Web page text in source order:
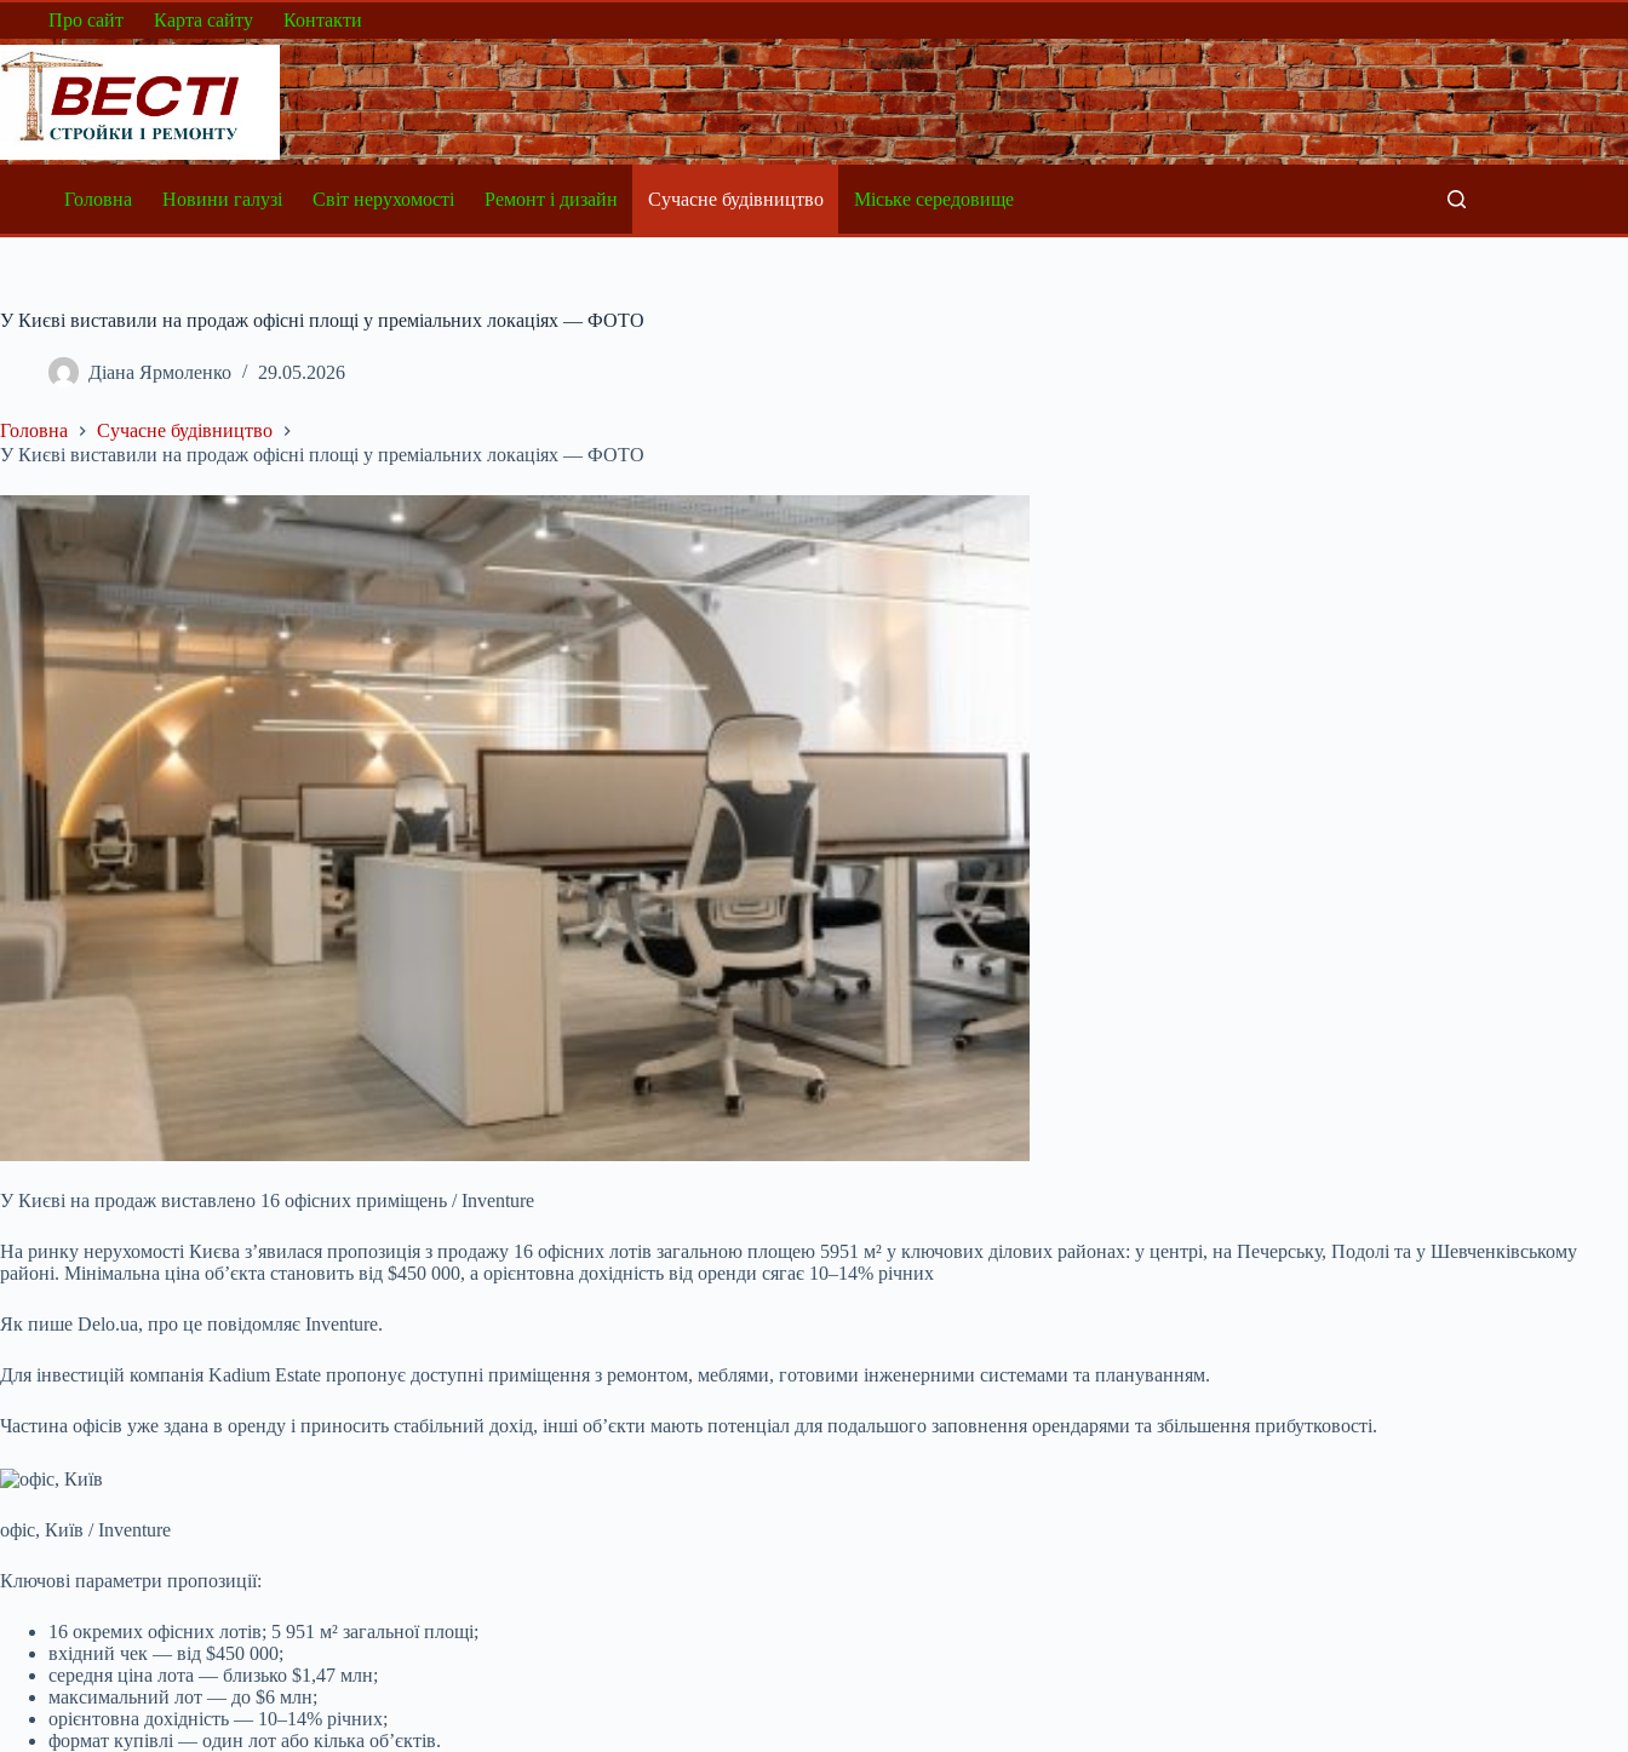
Перейти
вмісту
Про сайт Карта сайту Контакти
Головна Новини галузі Світ нерухомості Ремонт і дизайн Сучасне будівництво Міське середовище
У Києві виставили на продаж офісні площі у преміальних локаціях — ФОТО
Діана Ярмоленко 29.05.2026
Головна
Сучасне будівництво
У Києві виставили на продаж офісні площі у преміальних локаціях — ФОТО
У Києві на продаж виставлено 16 офісних приміщень / Inventure
На ринку нерухомості Києва з’явилася пропозиція з продажу 16 офісних лотів загальною площею 5951 м² у ключових ділових районах: у центрі, на Печерську, Подолі та у Шевченківському
районі. Мінімальна ціна об’єкта становить від $450 000, а орієнтовна дохідність від оренди сягає 10–14% річних
Як пише Delo.ua, про це повідомляє Inventure.
Для інвестицій компанія Kadium Estate пропонує доступні приміщення з ремонтом, меблями, готовими інженерними системами та плануванням.
Частина офісів уже здана в оренду і приносить стабільний дохід, інші об’єкти мають потенціал для подальшого заповнення орендарями та збільшення прибутковості.
офіс, Київ / Inventure
Ключові параметри пропозиції:
16 окремих офісних лотів; 5 951 м² загальної площі;
вхідний чек — від $450 000;
середня ціна лота — близько $1,47 млн;
максимальний лот — до $6 млн;
орієнтовна дохідність — 10–14% річних;
формат купівлі — один лот або кілька об’єктів.